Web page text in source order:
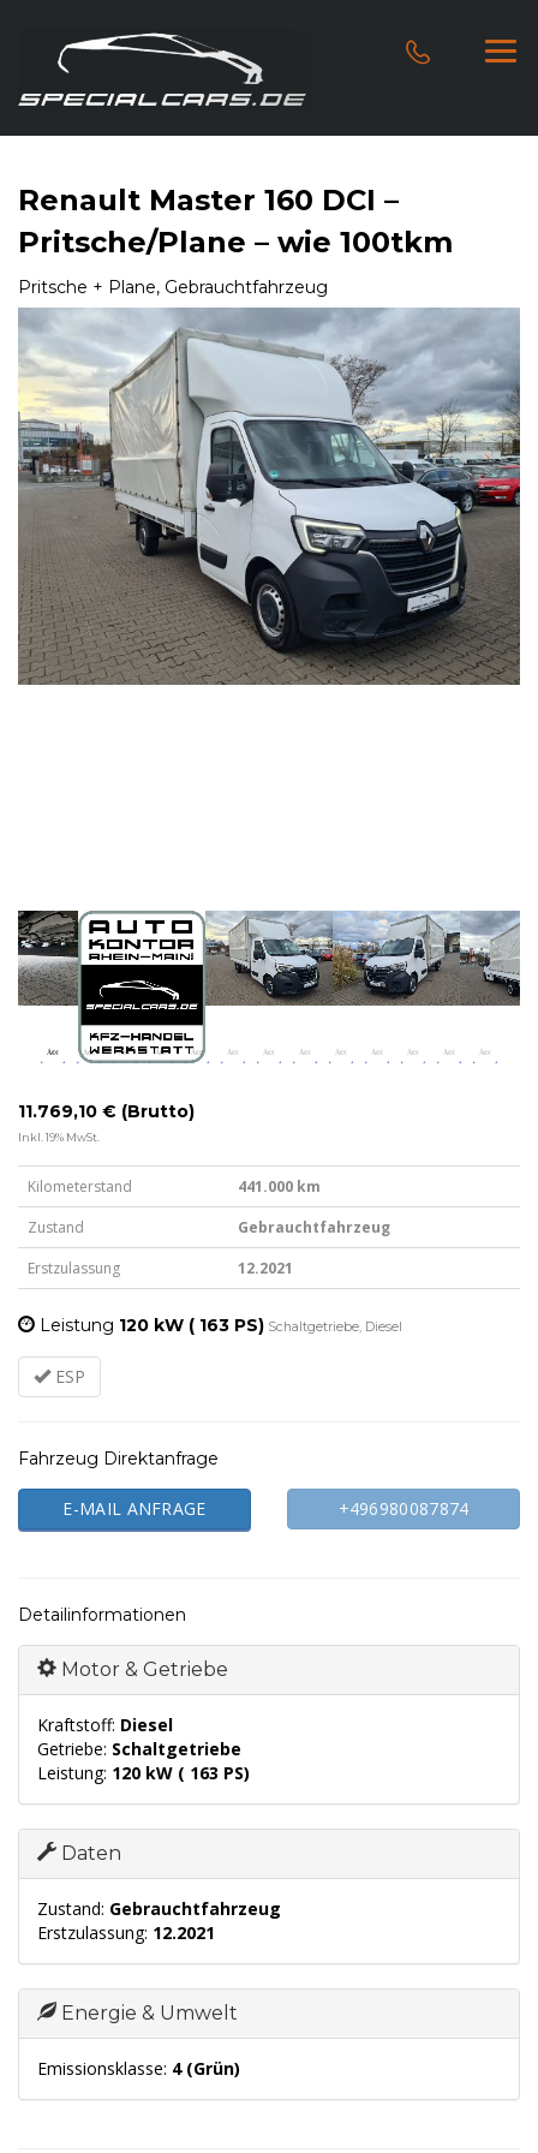
Renault Master 160 DCI –
Pritsche/Plane – wie 100tkm
Pritsche + Plane, Gebrauchtfahrzeug
11.769,10 € (Brutto)
Inkl. 19% MwSt.
Kilometerstand
441.000 km
Zustand
Gebrauchtfahrzeug
Erstzulassung
12.2021
Leistung 120 kW ( 163 PS) Schaltgetriebe, Diesel
ESP
Fahrzeug Direktanfrage
E-MAIL ANFRAGE +496980087874
Detailinformationen
Motor & Getriebe
Kraftstoff: Diesel
Getriebe: Schaltgetriebe
Leistung: 120 kW ( 163 PS)
Daten
Zustand: Gebrauchtfahrzeug
Erstzulassung: 12.2021
Energie & Umwelt
Emissionsklasse: 4 (Grün)